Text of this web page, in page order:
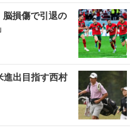
損傷で引退の
出目指す西村